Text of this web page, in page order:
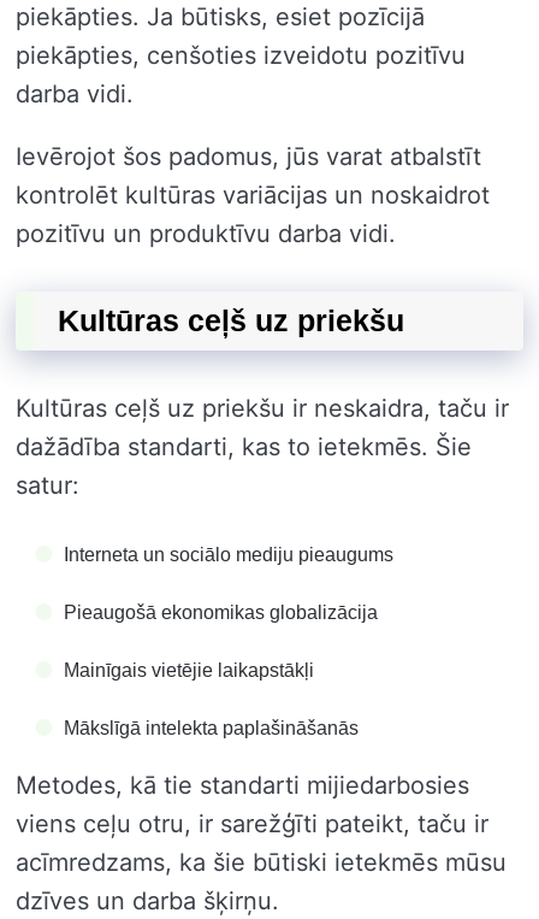
piekāpties. Ja būtisks, esiet pozīcijā
piekāpties, cenšoties izveidotu pozitīvu
darba vidi.
Ievērojot šos padomus, jūs varat atbalstīt
kontrolēt kultūras variācijas un noskaidrot
pozitīvu un produktīvu darba vidi.
Kultūras ceļš uz priekšu
Kultūras ceļš uz priekšu ir neskaidra, taču ir
dažādība standarti, kas to ietekmēs. Šie
satur:
Interneta un sociālo mediju pieaugums
Pieaugošā ekonomikas globalizācija
Mainīgais vietējie laikapstākļi
Mākslīgā intelekta paplašināšanās
Metodes, kā tie standarti mijiedarbosies
viens ceļu otru, ir sarežģīti pateikt, taču ir
acīmredzams, ka šie būtiski ietekmēs mūsu
dzīves un darba šķirņu.